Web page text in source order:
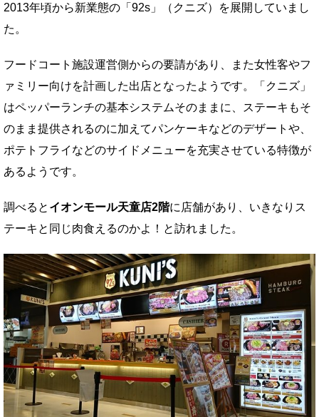
2013年頃から新業態の「92s」（クニズ）を展開していまし
た。
フードコート施設運営側からの要請があり、また女性客やフ
ァミリー向けを計画した出店となったようです。「クニズ」
はペッパーランチの基本システムそのままに、ステーキもそ
のまま提供されるのに加えてパンケーキなどのデザートや、
ポテトフライなどのサイドメニューを充実させている特徴が
あるようです。
調べると イオンモール天童店2階に店舗があり、いきなりス
テーキと同じ肉食えるのかよ！と訪れました。